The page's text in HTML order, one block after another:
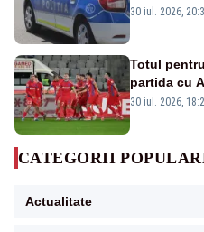
din cauza
30 iul. 2026,
Totul
partida cu
30 iul. 2026,
CATEGORII
Actualitate